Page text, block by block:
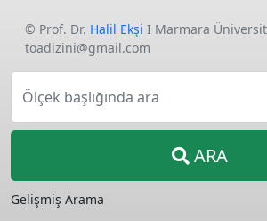
© Prof. Dr. Halil Ekşi I Marmara
toadizini@gmail.com
Ölçek başlığında ara
ARA
Gelişmiş Arama